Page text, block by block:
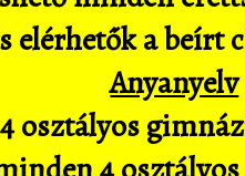
elérhetők a beírt
Anyanyelv
osztályos